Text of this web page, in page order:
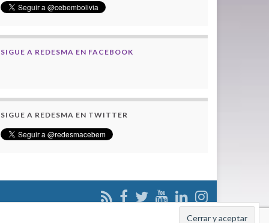
SIGUE A REDESMA EN FACEBOOK
SIGUE A REDESMA EN TWITTER